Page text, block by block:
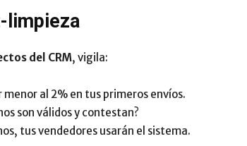
limpieza
del CRM, vigila:
menor al 2% en tus primeros envíos.
son válidos y contestan?
tus vendedores usarán el sistema.